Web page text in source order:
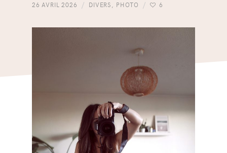
26 AVRIL 2026 DIVERS PHOTO 6